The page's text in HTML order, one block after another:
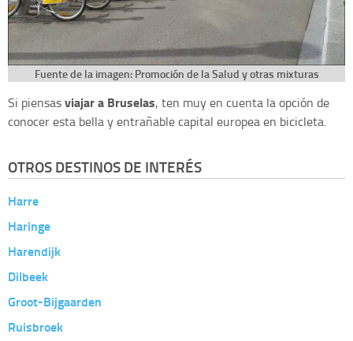
Fuente de la imagen: Promoción de la Salud y otras mixturas
Si piensasviajar a Bruselas, ten muy en cuenta la opción de
conocer esta bella y entrañable capital europea en bicicleta.
OTROS DESTINOS DE INTERÉS
Harre
Haringe
Harendijk
Dilbeek
Groot-Bijgaarden
Ruisbroek